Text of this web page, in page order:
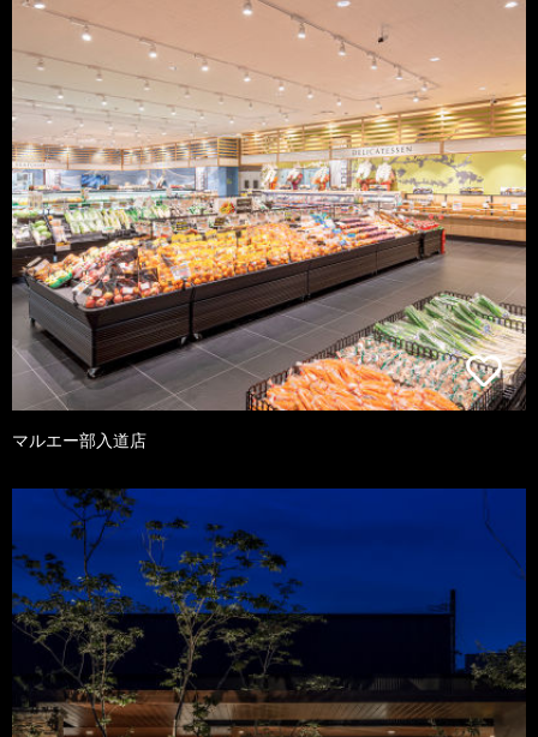
マルエー部入道店